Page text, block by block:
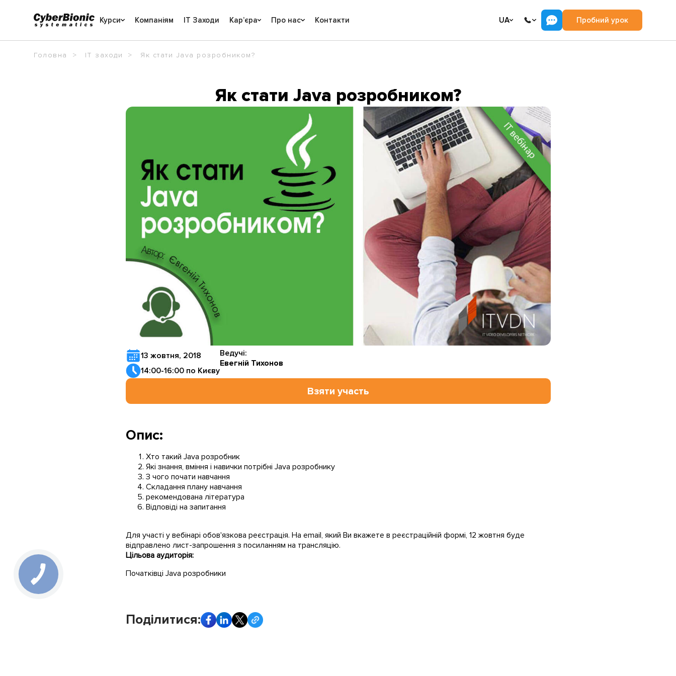
Курси Компаніям IT Заходи Карʼєра Про нас Контакти UA Пробний урок
Головна IT заходи Як стати Java розробником?
Як стати Java розробником?
13 жовтня, 2018
14:00-16:00 по Києву
Ведучі:
Евегній Тихонов
Взяти участь
Опис:
Хто такий Java розробник
Які знання, вміння і навички потрібні Java розробнику
З чого почати навчання
Складання плану навчання
рекомендована література
Відповіді на запитання
Для участі у вебінарі обов'язкова реєстрація. На email, який Ви вкажете в реєстраційній формі, 12 жовтня буде
відправлено лист-запрошення з посиланням на трансляцію.
Цільова аудиторія:
Початківці Java розробники
Поділитися: